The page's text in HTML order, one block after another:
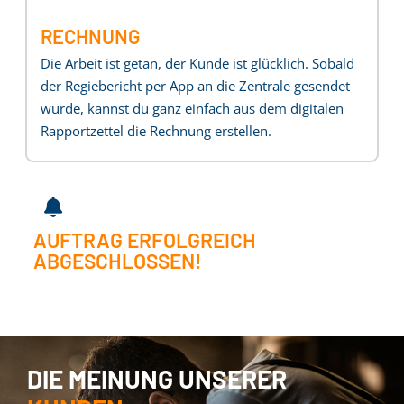
RECHNUNG
Die Arbeit ist getan, der Kunde ist glücklich. Sobald
der Regiebericht per App an die Zentrale gesendet
wurde, kannst du ganz einfach aus dem digitalen
Rapportzettel die Rechnung erstellen.
AUFTRAG ERFOLGREICH
ABGESCHLOSSEN!
DIE MEINUNG UNSERER